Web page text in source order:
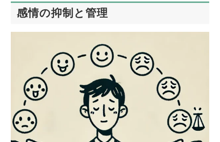
感情の抑制と管理